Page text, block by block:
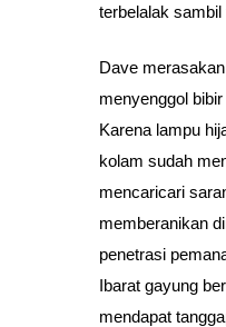
terbelalak
Dave
menyenggol
Karena lampu
kolam sudah
mencaricari
memberanikan
penetrasi
Ibarat gayung
mendapat